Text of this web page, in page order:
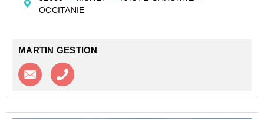
Construite en 2004 sur un terrain piscinable, arboré
et...OCCITANIE
MARTIN GESTION
Contacter l'agence